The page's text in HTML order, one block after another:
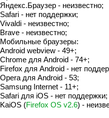
Яндекс.Браузер - неизвестно;
Safari - нет поддержки;
Vivaldi - неизвестно;
Brave - неизвестно;
Мобильные браузеры:
Android webview - 49+;
Chrome для Android - 74+;
Firefox для Android - нет
Opera для Android - 53;
Samsung Internet - 11+;
Safari для iOS - нет поддержки;
KaiOS (Firefox OS v2.6) -